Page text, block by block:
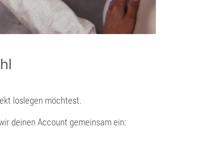
loslegen möchtest.
deinen Account gemeinsam ein: